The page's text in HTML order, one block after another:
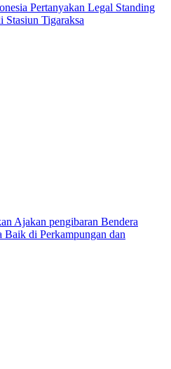
Pertanyakan Legal Standing
Stasiun Tigaraksa
Ajakan pengibaran Bendera
Baik di Perkampungan dan